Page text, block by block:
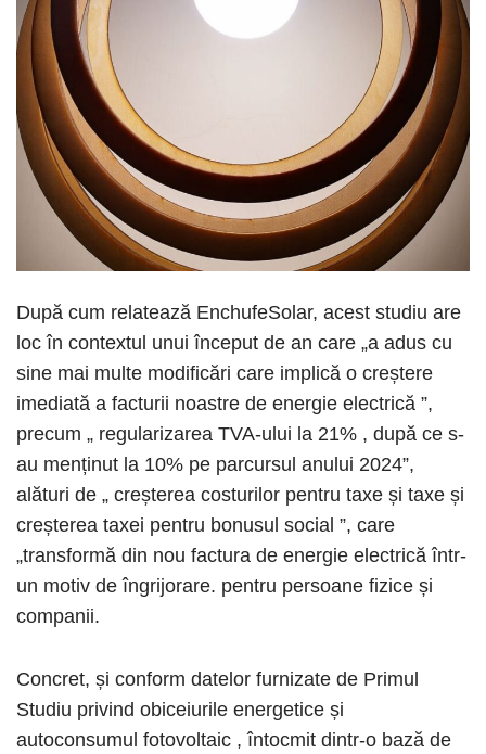
După cum relatează EnchufeSolar, acest studiu are
loc în contextul unui început de an care „a adus cu
sine mai multe modificări care implică o creștere
imediată a facturii noastre de energie electrică ”,
precum „ regularizarea TVA-ului la 21% , după ce s-
au menținut la 10% pe parcursul anului 2024”,
alături de „ creșterea costurilor pentru taxe și taxe și
creșterea taxei pentru bonusul social ”, care
„transformă din nou factura de energie electrică într-
un motiv de îngrijorare. pentru persoane fizice și
companii.
Concret, și conform datelor furnizate de Primul
Studiu privind obiceiurile energetice și
autoconsumul fotovoltaic , întocmit dintr-o bază de